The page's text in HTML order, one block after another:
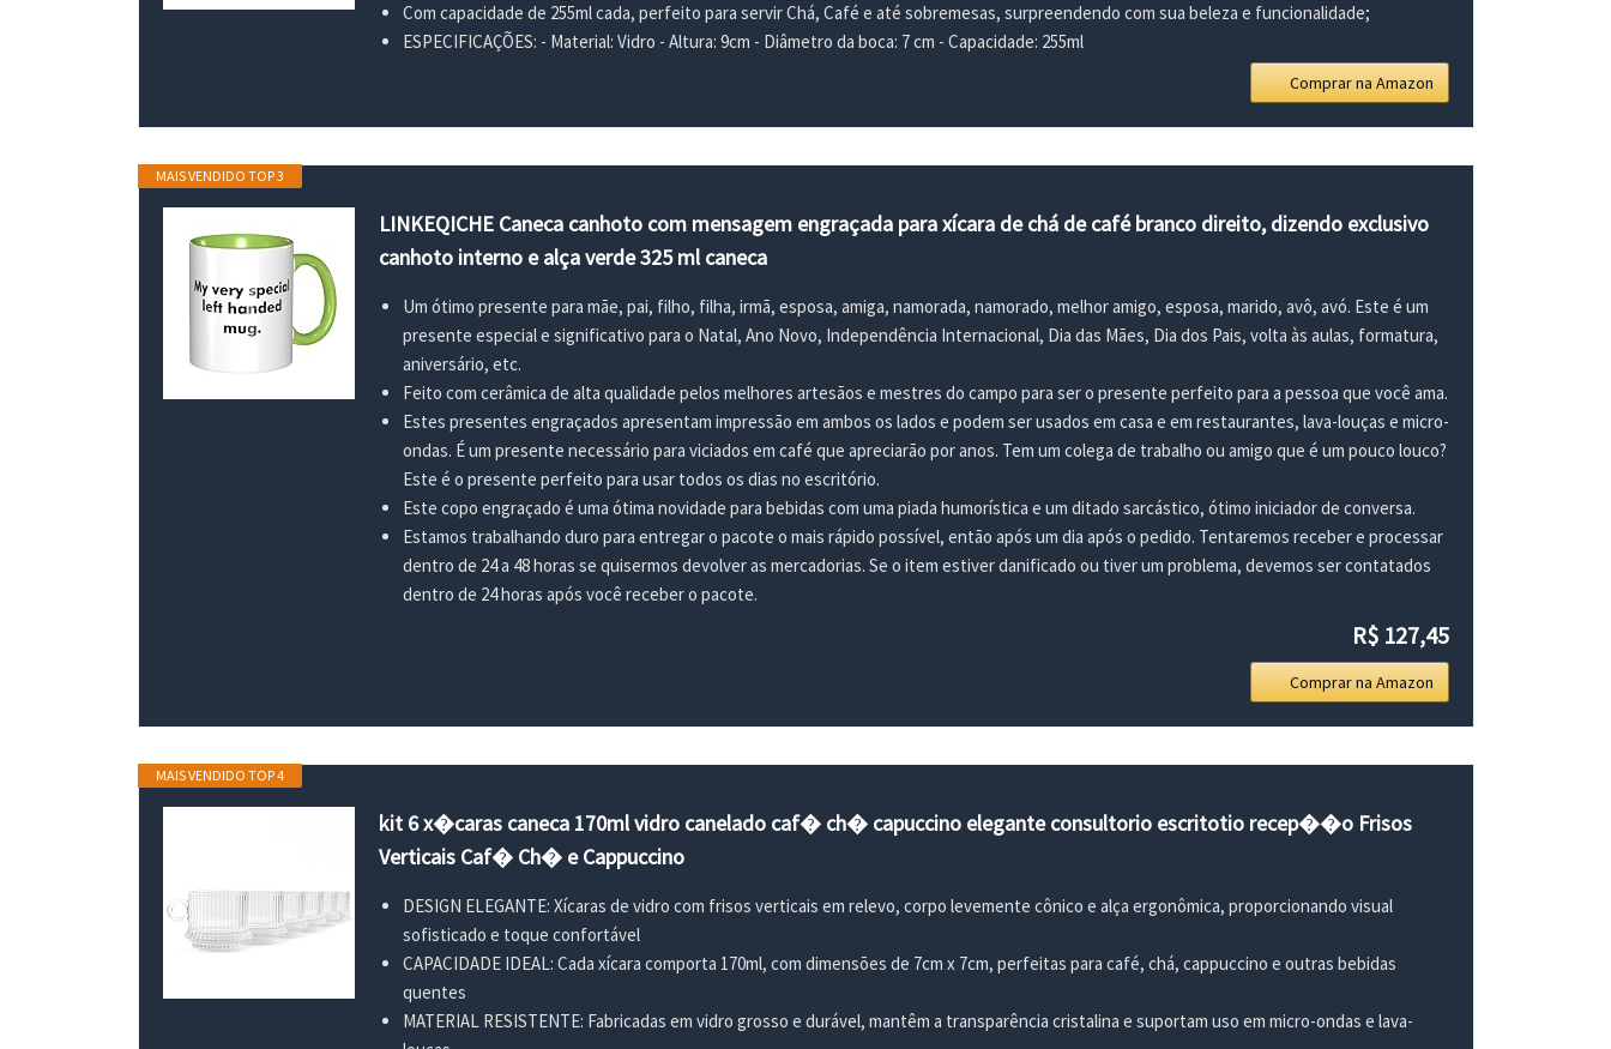
Com capacidade de 255ml cada, perfeito para servir Chá, Café e até sobremesas, surpreendendo com sua beleza e funcionalidade;
ESPECIFICAÇÕES: - Material: Vidro - Altura: 9cm - Diâmetro da boca: 7 cm - Capacidade: 255ml
Comprar na Amazon
MAIS VENDIDO TOP 3
LINKEQICHE Caneca canhoto com mensagem engraçada para xícara de chá de café branco direito, dizendo exclusivo
canhoto interno e alça verde 325 ml caneca
Um ótimo presente para mãe, pai, filho, filha, irmã, esposa, amiga, namorada, namorado, melhor amigo, esposa, marido, avô, avó. Este é um
presente especial e significativo para o Natal, Ano Novo, Independência Internacional, Dia das Mães, Dia dos Pais, volta às aulas, formatura,
aniversário, etc.
Feito com cerâmica de alta qualidade pelos melhores artesãos e mestres do campo para ser o presente perfeito para a pessoa que você ama.
Estes presentes engraçados apresentam impressão em ambos os lados e podem ser usados em casa e em restaurantes, lava-louças e micro-
ondas. É um presente necessário para viciados em café que apreciarão por anos. Tem um colega de trabalho ou amigo que é um pouco louco?
Este é o presente perfeito para usar todos os dias no escritório.
Este copo engraçado é uma ótima novidade para bebidas com uma piada humorística e um ditado sarcástico, ótimo iniciador de conversa.
Estamos trabalhando duro para entregar o pacote o mais rápido possível, então após um dia após o pedido. Tentaremos receber e processar
dentro de 24 a 48 horas se quisermos devolver as mercadorias. Se o item estiver danificado ou tiver um problema, devemos ser contatados
dentro de 24 horas após você receber o pacote.
R$ 127,45
Comprar na Amazon
MAIS VENDIDO TOP 4
kit 6 x�caras caneca 170ml vidro canelado caf� ch� capuccino elegante consultorio escritotio recep��o Frisos
Verticais Caf� Ch� e Cappuccino
DESIGN ELEGANTE: Xícaras de vidro com frisos verticais em relevo, corpo levemente cônico e alça ergonômica, proporcionando visual
sofisticado e toque confortável
CAPACIDADE IDEAL: Cada xícara comporta 170ml, com dimensões de 7cm x 7cm, perfeitas para café, chá, cappuccino e outras bebidas
quentes
MATERIAL RESISTENTE: Fabricadas em vidro grosso e durável, mantêm a transparência cristalina e suportam uso em micro-ondas e lava-